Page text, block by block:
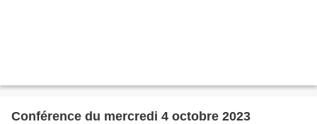
Conférence du mercredi 4 octobre 2023